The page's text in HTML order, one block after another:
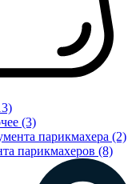
(3)
парикмахера (2)
парикмахеров (8)